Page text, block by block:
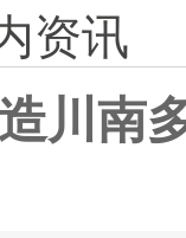
出口 中国为重点
资讯
川南